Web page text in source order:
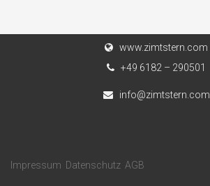
www.zimtstern.com
+49 6182 – 290501
info@zimtstern.com
Impressum Datenschutz AGB